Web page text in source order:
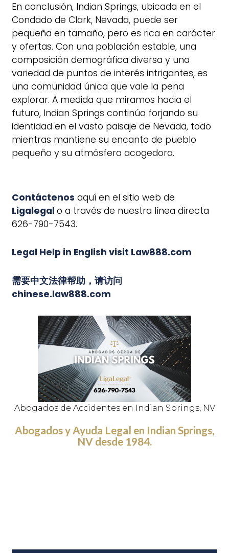
En conclusión, Indian Springs, ubicada en el
Condado de Clark, Nevada, puede ser
pequeña en tamaño, pero es rica en carácter
y ofertas. Con una población estable, una
composición demográfica diversa y una
variedad de puntos de interés intrigantes, es
una comunidad única que vale la pena
explorar. A medida que miramos hacia el
futuro, Indian Springs continúa forjando su
identidad en el vasto paisaje de Nevada, todo
mientras mantiene su encanto de pueblo
pequeño y su atmósfera acogedora.
Contáctenos aquí en el sitio web de
Ligalegal o a través de nuestra línea directa
626-790-7543.
Legal Help in English visit Law888.com
需要中文法律帮助，请访问
chinese.law888.com
Abogados de Accidentes en Indian Springs, NV
Abogados y Ayuda Legal en Indian Springs,
NV desde 1984.